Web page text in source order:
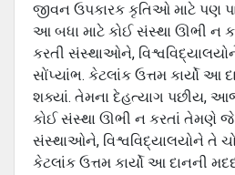
જીવન ઉપકારક કૃતિઓ માટે પણ
આ બધા માટે કોઈ સંસ્થા ઊભી ન
કરતી સંસ્થાઓને,
સોંપ્યાંભ. કેટલાંક ઉત્તમ કાર્યો આ
શક્યાં. તેમના દેહત્યાગ પછીય,
કોઈ સંસ્થા ઊભી ન કરતાં તેમણે જે
સંસ્થાઓને, વિશ્વવિદ્યાલયોને તે
કેટલાંક ઉત્તમ કાર્યો આ દાનની